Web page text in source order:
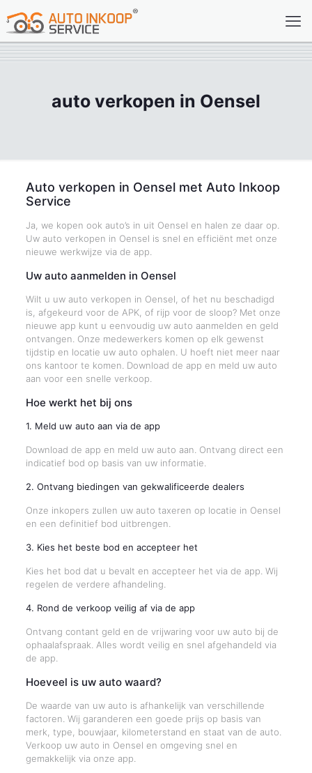
auto verkopen in Oensel
Auto verkopen in Oensel met Auto Inkoop
Service
Ja, we kopen ook auto’s in uit Oensel en halen ze daar op.
Uw auto verkopen in Oensel is snel en efficiënt met onze
nieuwe werkwijze via de app.
Uw auto aanmelden in Oensel
Wilt u uw auto verkopen in Oensel, of het nu beschadigd
is, afgekeurd voor de APK, of rijp voor de sloop? Met onze
nieuwe app kunt u eenvoudig uw auto aanmelden en geld
ontvangen. Onze medewerkers komen op elk gewenst
tijdstip en locatie uw auto ophalen. U hoeft niet meer naar
ons kantoor te komen. Download de app en meld uw auto
aan voor een snelle verkoop.
Hoe werkt het bij ons
1. Meld uw auto aan via de app
Download de app en meld uw auto aan. Ontvang direct een
indicatief bod op basis van uw informatie.
2. Ontvang biedingen van gekwalificeerde dealers
Onze inkopers zullen uw auto taxeren op locatie in Oensel
en een definitief bod uitbrengen.
3. Kies het beste bod en accepteer het
Kies het bod dat u bevalt en accepteer het via de app. Wij
regelen de verdere afhandeling.
4. Rond de verkoop veilig af via de app
Ontvang contant geld en de vrijwaring voor uw auto bij de
ophaalafspraak. Alles wordt veilig en snel afgehandeld via
de app.
Hoeveel is uw auto waard?
De waarde van uw auto is afhankelijk van verschillende
factoren. Wij garanderen een goede prijs op basis van
merk, type, bouwjaar, kilometerstand en staat van de auto.
Verkoop uw auto in Oensel en omgeving snel en
gemakkelijk via onze app.